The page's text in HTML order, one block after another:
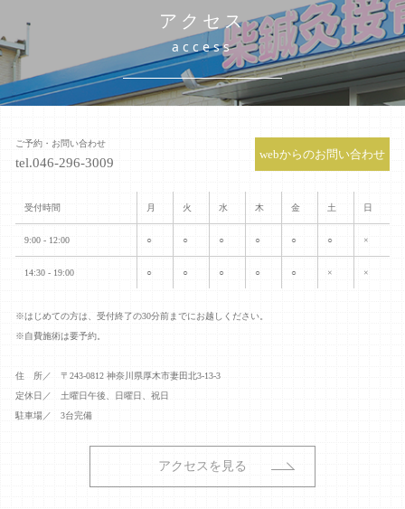
アクセス
access
ご予約・お問い合わせ
tel.046-296-3009
webからのお問い合わせ
受付時間 月 火 水 木 金 土 日
9:00 - 12:00 ○ ○ ○ ○ ○ ○ ×
14:30 - 19:00 ○ ○ ○ ○ ○ × ×
※はじめての方は、受付終了の30分前までにお越しください。
※自費施術は要予約。
住 所／
〒243-0812 神奈川県厚木市妻田北3-13-3
定休日／
土曜日午後、日曜日、祝日
駐車場／
3台完備
アクセスを見る